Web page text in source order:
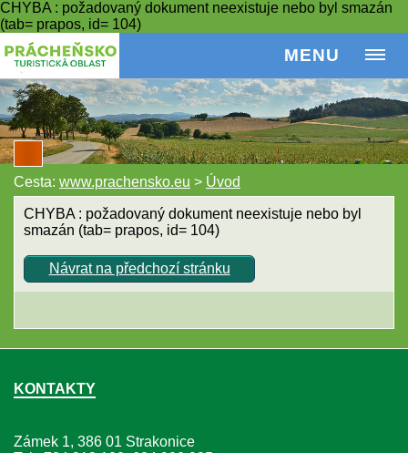
CHYBA : požadovaný dokument neexistuje nebo byl smazán
(tab= prapos, id= 104)
MENU
Cesta: www.prachensko.eu > Úvod
CHYBA : požadovaný dokument neexistuje nebo byl
smazán (tab= prapos, id= 104)
Návrat na předchozí stránku
KONTAKTY
Zámek 1, 386 01 Strakonice